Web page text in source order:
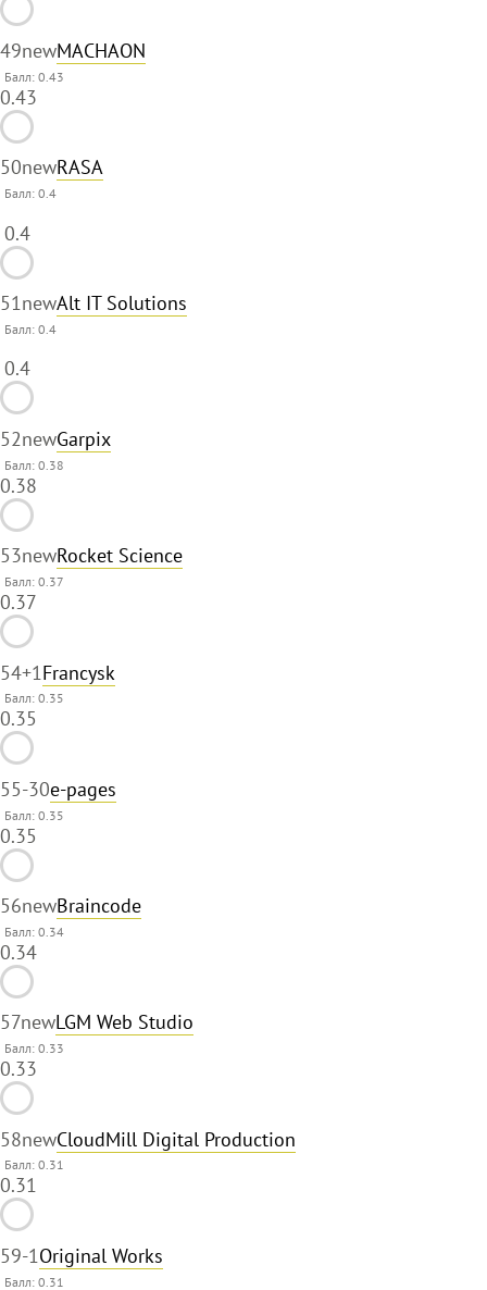
49newMACHAON
Балл: 0.43
0.43
50newRASA
Балл:0.4
0.4
51newAlt IT Solutions
Балл:0.4
0.4
52newGarpix
Балл: 0.38
0.38
53newRocket Science
Балл: 0.37
0.37
54+1 Francysk
Балл: 0.35
0.35
55-30e-pages
Балл: 0.35
0.35
56newBraincode
Балл: 0.34
0.34
57newLGM Web Studio
Балл: 0.33
0.33
58newCloudMill Digital Production
Балл: 0.31
0.31
59-1Original Works
Балл: 0.31